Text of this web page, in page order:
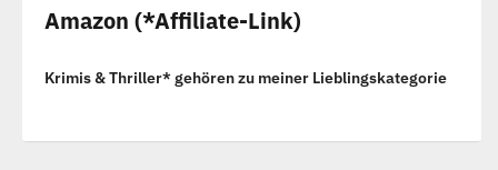
Amazon (*Affiliate-Link)
Krimis & Thriller* gehören zu meiner Lieblingskategorie